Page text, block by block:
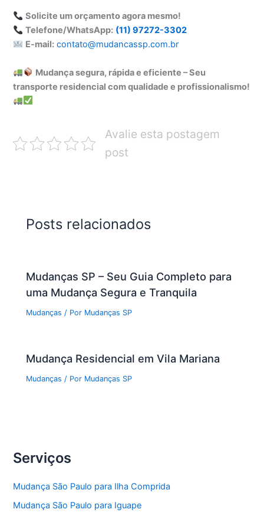
Solicite um orçamento agora mesmo!
Telefone/WhatsApp: (11) 97272-3302
E-mail: contato@mudancassp.com.br
Mudança segura, rápida e eficiente – Seu
transporte residencial com qualidade e profissionalismo!
Avalie esta postagem
post
Posts relacionados
Mudanças SP – Seu Guia Completo para
uma Mudança Segura e Tranquila
Mudanças / Por Mudanças SP
Mudança Residencial em Vila Mariana
Mudanças / Por Mudanças SP
Serviços
Mudança São Paulo para Ilha Comprida
Mudança São Paulo para Iguape